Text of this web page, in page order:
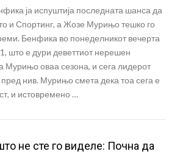
ја испуштија последната шанса да
и Спортинг, а Жозе Мурињо тешко го
Бенфика во понеделникот вечерта
што е дури деветтиот нерешен
Мурињо оваа сезона, и сега лидерот
нив. Мурињо смета дека тоа сега е
и истовремено …
не сте го виделе: Почна да